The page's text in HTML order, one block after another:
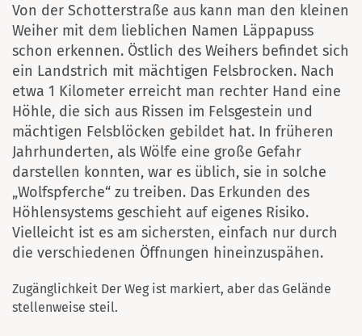
Von der Schotterstraße aus kann man den kleinen
Weiher mit dem lieblichen Namen Läppapuss
schon erkennen. Östlich des Weihers befindet sich
ein Landstrich mit mächtigen Felsbrocken. Nach
etwa 1 Kilometer erreicht man rechter Hand eine
Höhle, die sich aus Rissen im Felsgestein und
mächtigen Felsblöcken gebildet hat. In früheren
Jahrhunderten, als Wölfe eine große Gefahr
darstellen konnten, war es üblich, sie in solche
„Wolfspferche“ zu treiben. Das Erkunden des
Höhlensystems geschieht auf eigenes Risiko.
Vielleicht ist es am sichersten, einfach nur durch
die verschiedenen Öffnungen hineinzuspähen.
Zugänglichkeit Der Weg ist markiert, aber das Gelände
stellenweise steil.